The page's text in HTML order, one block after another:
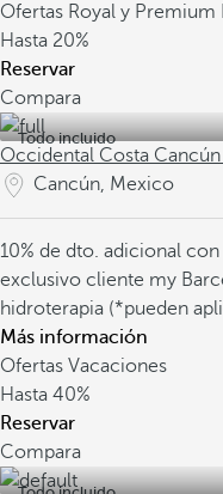
Ofertas Royal y Premium
Hasta 20%
Reservar
Compara
Todo incluido
Occidental Costa
Cancún, Mexico
10% de dto. adicional
exclusivo cliente my
hidroterapia (*pueden
Más información
Ofertas Vacaciones
Hasta 40%
Reservar
Compara